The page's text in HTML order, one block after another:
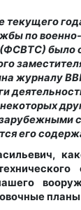
текущего
по
было
журналу
его
планы